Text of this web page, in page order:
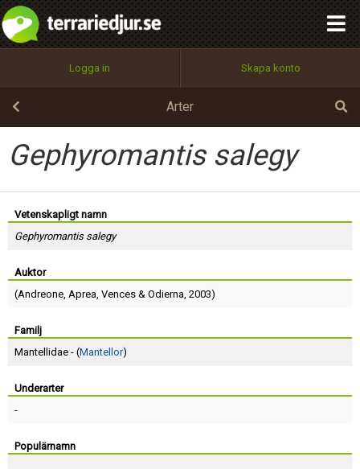
Logga in Skapa konto
Arter
Gephyromantis salegy
Vetenskapligt namn
Gephyromantis salegy
Auktor
(Andreone, Aprea, Vences & Odierna, 2003)
Familj
Mantellidae - (Mantellor)
Underarter
-
Populärnamn
Utför
100%
OK
integritetspolicy
Namn:
Epost:
Användarnamn:
Lösenord:
Terms of Service
Begär nytt lösenord
Tillbaka till förstasidan